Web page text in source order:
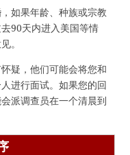
如果年龄、种族或宗教
90天内进入美国等情
。
疑，他们可能会将您和
进行面试。如果您的回
派调查员在一个清晨到